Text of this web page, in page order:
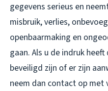
gegevens serieus en
misbruik, verlies,
openbaarmaking en
gaan. Als u de indruk
beveiligd zijn of er zijn
neem dan contact op met